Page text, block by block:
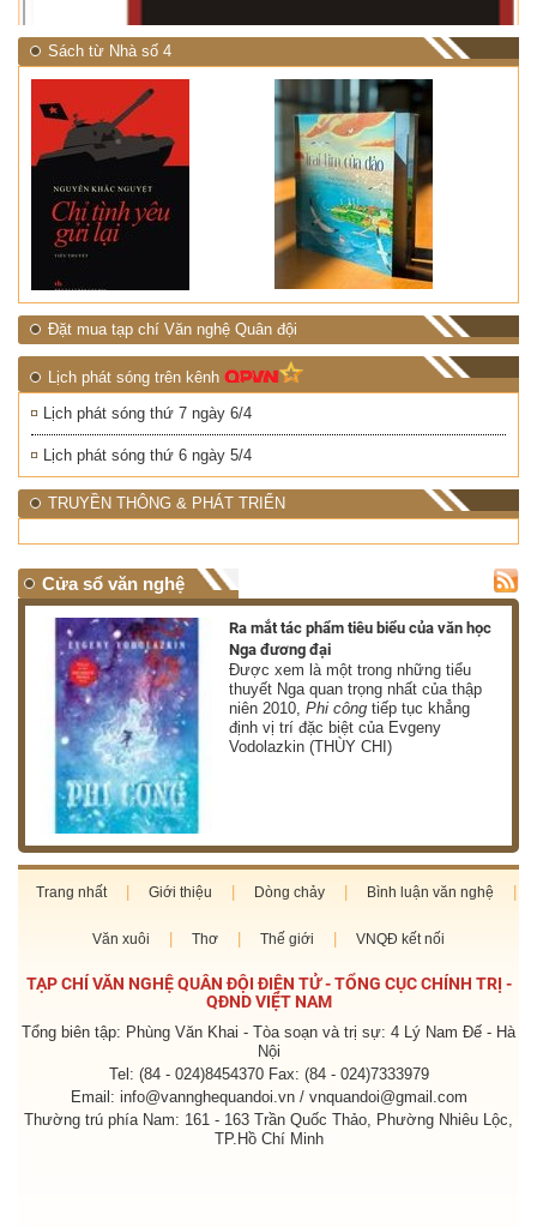
Sách từ Nhà số 4
Đặt mua tạp chí Văn nghệ Quân đội
Lịch phát sóng trên kênh
Lịch phát sóng thứ 7 ngày 6/4
Lịch phát sóng thứ 6 ngày 5/4
TRUYỀN THÔNG & PHÁT TRIỂN
Cửa sổ văn nghệ
Ra mắt tác phẩm tiêu biểu của văn học
Nga đương đại
Được xem là một trong những tiểu
thuyết Nga quan trọng nhất của thập
niên 2010,Phi công tiếp tục khẳng
định vị trí đặc biệt của Evgeny
Vodolazkin (THÙY CHI)
Trang nhất Giới thiệu Dòng chảy Bình luận văn nghệ
Văn xuôi Thơ Thế giới VNQĐ kết nối
TẠP CHÍ VĂN NGHỆ QUÂN ĐỘI ĐIỆN TỬ - TỔNG CỤC CHÍNH TRỊ -
QĐND VIỆT NAM
Tổng biên tập: Phùng Văn Khai - Tòa soạn và trị sự: 4 Lý Nam Đế - Hà
Nội
Tel: (84 - 024)8454370 Fax: (84 - 024)7333979
Email: info@vannghequandoi.vn / vnquandoi@gmail.com
Thường trú phía Nam: 161 - 163 Trần Quốc Thảo, Phường Nhiêu Lộc,
TP.Hồ Chí Minh